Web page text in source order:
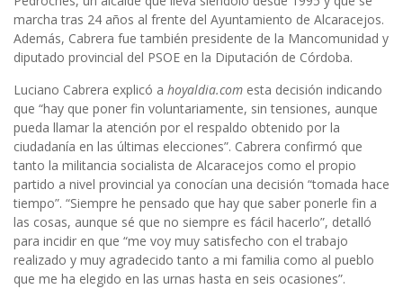
marcha tras 24 años al frente del Ayuntamiento de Alcaracejos.
Además, Cabrera fue también presidente de la Mancomunidad y
diputado provincial del PSOE en la Diputación de Córdoba.
Luciano Cabrera explicó a hoyaldia.com esta decisión indicando
que “hay que poner fin voluntariamente, sin tensiones, aunque
pueda llamar la atención por el respaldo obtenido por la
ciudadanía en las últimas elecciones”. Cabrera confirmó que
tanto la militancia socialista de Alcaracejos como el propio
partido a nivel provincial ya conocían una decisión “tomada hace
tiempo”. “Siempre he pensado que hay que saber ponerle fin a
las cosas, aunque sé que no siempre es fácil hacerlo”, detalló
para incidir en que “me voy muy satisfecho con el trabajo
realizado y muy agradecido tanto a mi familia como al pueblo
que me ha elegido en las urnas hasta en seis ocasiones”.